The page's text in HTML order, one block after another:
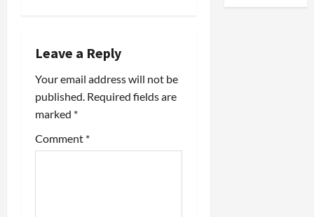
v
i
g
a
Leave a Reply
Your email address will not be
published. Required fields are
marked *
Comment *